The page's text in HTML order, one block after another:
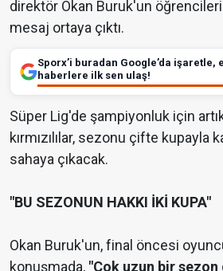
direktör Okan Buruk'un
mesaj ortaya çıktı.
Sporx’i buradan Google’da işaretle,
haberlere ilk sen ulaş!
Süper Lig'de şampiyonluk için
kırmızılılar, sezonu çifte kupayla
sahaya çıkacak.
"BU SEZONUN HAKKI İKİ KUPA"
Okan Buruk'un, final öncesi
konuşmada, "Çok uzun bir